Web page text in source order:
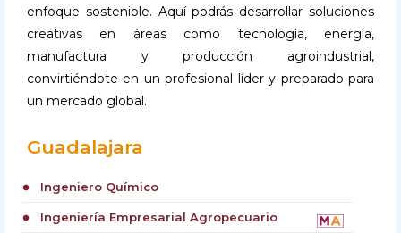
enfoque sostenible. Aquí podrás desarrollar soluciones
creativas en áreas como tecnología, energía,
manufactura y producción agroindustrial,
convirtiéndote en un profesional líder y preparado para
un mercado global.
Guadalajara
circle Ingeniero Químico
circle Ingeniería Empresarial Agropecuario